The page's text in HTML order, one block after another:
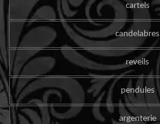
cartels
candelabres
reveils
pendules
argenterie